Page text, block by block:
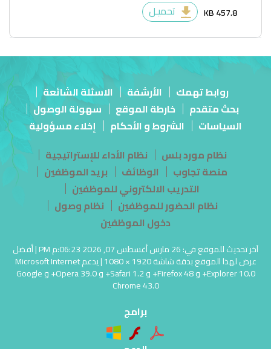
457.8 KB تحميـل
روابط تهمك الأرشفة
الاسئلة الشائعة
بحث متقدم
خارطة الموقع
سهولة الوصول
السياسات
الشروط و الأحكام
إخلاء مسؤولية
نظام مورد بلس
نظام الأداء للإستراتيجية
منصة تجاوب
الوظائف
بريد الموظفين
التدريب الالكتروني للموظفين
نظام الحضور للموظفين
نظام وصول
دخول الموظفين
آخر تحديث للموقع في: 26 مارس أغسطس 07, 2026 06:23:م PM | أفضل
عرض لهذا الموقع بدقة شاشة 1920 × 1080 | يدعم Microsoft Internet
Explorer 10.0+ و Firefox 48+ و Safari 1.2+ و Opera 39.0+ و Google
Chrome 43.0
برامج